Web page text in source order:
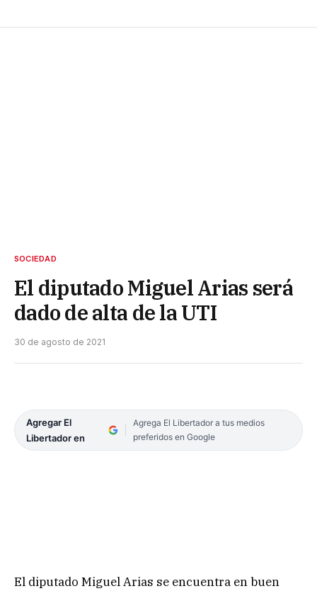
SOCIEDAD
El diputado Miguel Arias será
dado de alta de la UTI
30 de agosto de 2021
Agregar El
Libertador en
Agrega El Libertador a tus medios
preferidos en Google
El diputado Miguel Arias se encuentra en buen